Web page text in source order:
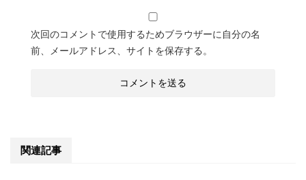
次回のコメントで使用するためブラウザーに自分の名
前、メールアドレス、サイトを保存する。
関連記事